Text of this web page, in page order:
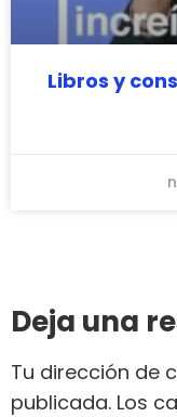
Libros y
Deja una
Tu dirección de
publicada. Los